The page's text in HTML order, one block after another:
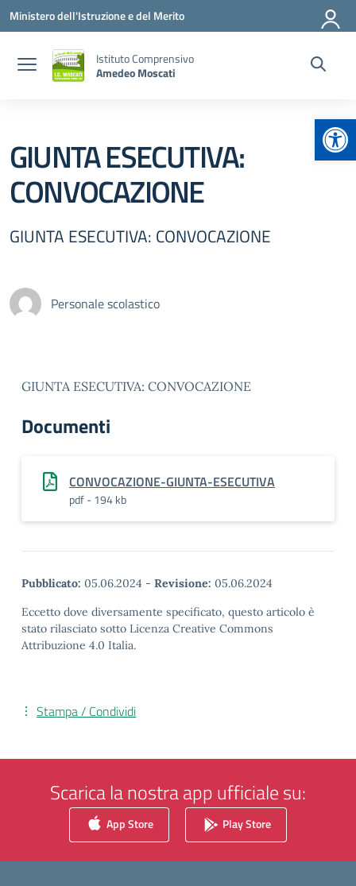
Vai ai contenuti
Vai al menu di navigazione
Vai al footer
Ministero dell'Istruzione e del Merito
Istituto Comprensivo
Amedeo Moscati
GIUNTA ESECUTIVA:
CONVOCAZIONE
GIUNTA ESECUTIVA: CONVOCAZIONE
Personale scolastico
GIUNTA ESECUTIVA: CONVOCAZIONE
Documenti
CONVOCAZIONE-GIUNTA-ESECUTIVA
pdf - 194 kb
Pubblicato: 05.06.2024 - Revisione: 05.06.2024
Eccetto dove diversamente specificato, questo articolo è
stato rilasciato sotto Licenza Creative Commons
Attribuzione 4.0 Italia.
Stampa / Condividi
Scarica la nostra app ufficiale su:
App Store Play Store